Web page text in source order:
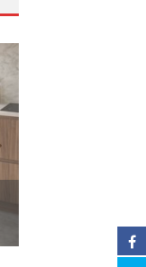
EL INODORO